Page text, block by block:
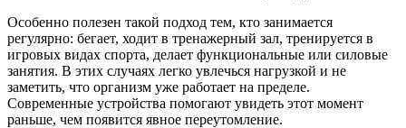
Особенно полезен такой подход тем, кто занимается
регулярно: бегает, ходит в тренажерный зал, тренируется в
игровых видах спорта, делает функциональные или силовые
занятия. В этих случаях легко увлечься нагрузкой и не
заметить, что организм уже работает на пределе.
Современные устройства помогают увидеть этот момент
раньше, чем появится явное переутомление.